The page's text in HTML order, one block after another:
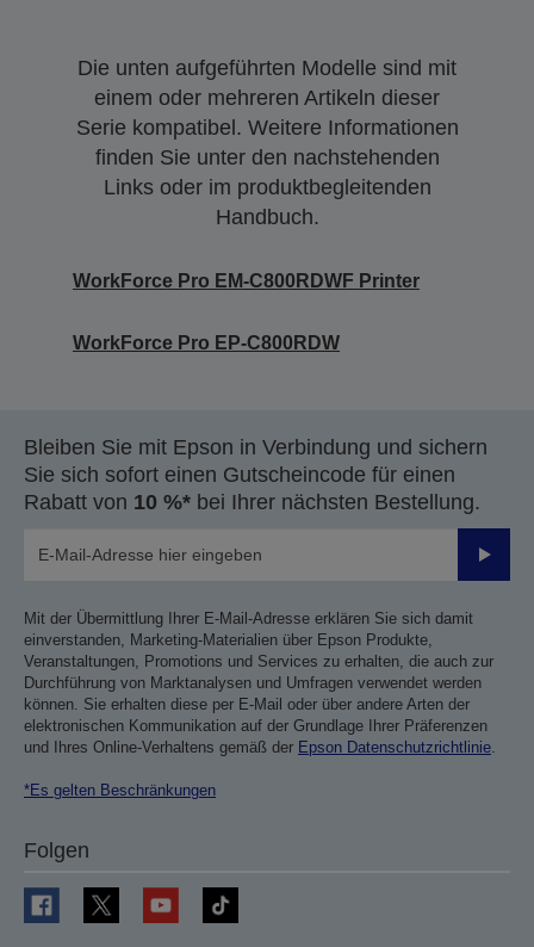
Die unten aufgeführten Modelle sind mit
einem oder mehreren Artikeln dieser
Serie kompatibel. Weitere Informationen
finden Sie unter den nachstehenden
Links oder im produktbegleitenden
Handbuch.
WorkForce Pro EM-C800RDWF Printer
WorkForce Pro EP-C800RDW
Bleiben Sie mit Epson in Verbindung und sichern
Sie sich sofort einen Gutscheincode für einen
Rabatt von 10 %* bei Ihrer nächsten Bestellung.
Mit der Übermittlung Ihrer E-Mail-Adresse erklären Sie sich damit
einverstanden, Marketing-Materialien über Epson Produkte,
Veranstaltungen, Promotions und Services zu erhalten, die auch zur
Durchführung von Marktanalysen und Umfragen verwendet werden
können. Sie erhalten diese per E-Mail oder über andere Arten der
elektronischen Kommunikation auf der Grundlage Ihrer Präferenzen
und Ihres Online-Verhaltens gemäß der Epson Datenschutzrichtlinie
*Es gelten Beschränkungen
Folgen